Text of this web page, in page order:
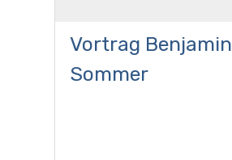
Vortrag Benjamin
Sommer